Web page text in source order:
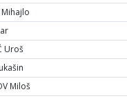
Mihajlo
Uroš
Miloš